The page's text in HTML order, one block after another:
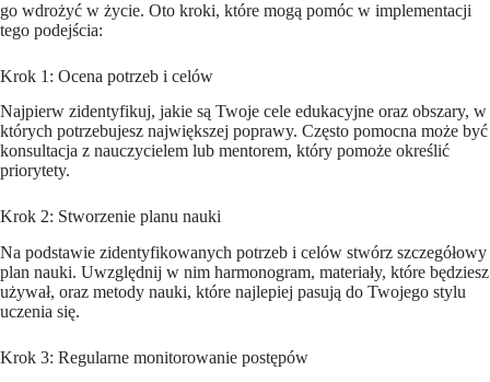
go wdrożyć w życie. Oto kroki, które mogą pomóc w implementacji
tego podejścia:
Krok 1: Ocena potrzeb i celów
Najpierw zidentyfikuj, jakie są Twoje cele edukacyjne oraz obszary, w
których potrzebujesz największej poprawy. Często pomocna może być
konsultacja z nauczycielem lub mentorem, który pomoże określić
priorytety.
Krok 2: Stworzenie planu nauki
Na podstawie zidentyfikowanych potrzeb i celów stwórz szczegółowy
plan nauki. Uwzględnij w nim harmonogram, materiały, które będziesz
używał, oraz metody nauki, które najlepiej pasują do Twojego stylu
uczenia się.
Krok 3: Regularne monitorowanie postępów